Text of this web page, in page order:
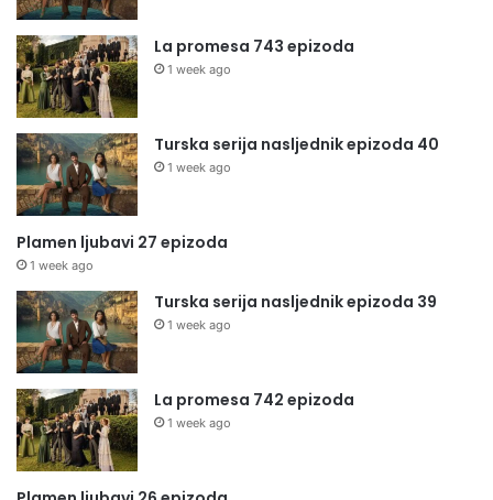
La promesa 743 epizoda
1 week ago
Turska serija nasljednik epizoda 40
1 week ago
Plamen ljubavi 27 epizoda
1 week ago
Turska serija nasljednik epizoda 39
1 week ago
La promesa 742 epizoda
1 week ago